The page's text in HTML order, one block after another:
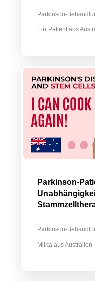
Parkinson-
Ein Patient aus
Parkinson-
Parkinson-
Milka aus Australien